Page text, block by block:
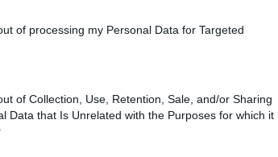
Data that Is Unrelated with the Purposes for which it